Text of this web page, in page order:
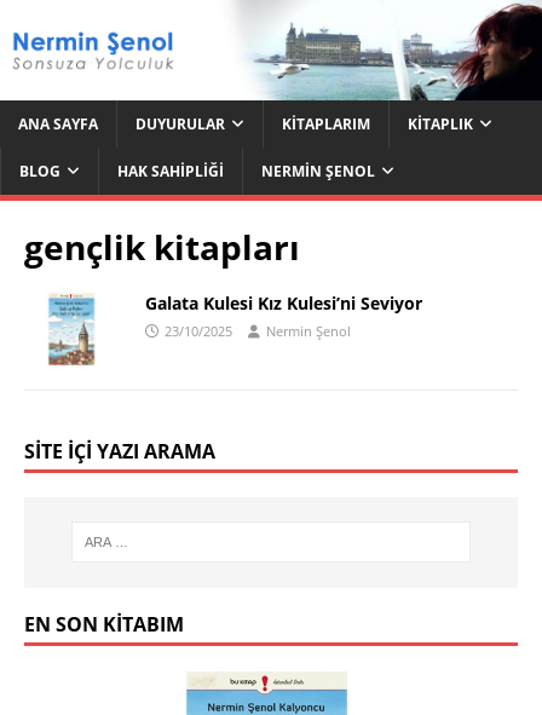
ANA SAYFA DUYURULAR KITAPLARIM KITAPLIK
BLOG HAK SAHIPLIĞI NERMIN ŞENOL
gençlik kitapları
Galata Kulesi Kız Kulesi’ni Seviyor
23/10/2025 Nermin Şenol
SITE İÇI YAZI ARAMA
EN SON KITABIM